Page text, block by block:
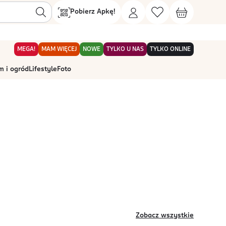
Pobierz Apkę!
MEGA! MAM WIĘCEJ NOWE TYLKO U NAS TYLKO ONLINE
i ogród Lifestyle Foto
Zobacz wszystkie